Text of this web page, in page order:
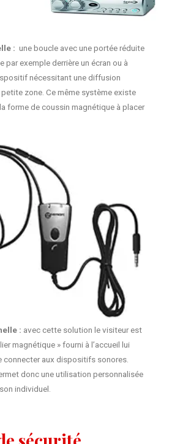
: une boucle avec une portée réduite
par exemple derrière un écran ou à
nécessitant une diffusion
zone. Ce même système existe
forme de coussin magnétique à placer
: avec cette solution le visiteur est
magnétique » fourni à l’accueil lui
connecter aux dispositifs sonores.
donc une utilisation personnalisée
individuel.